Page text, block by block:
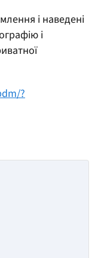
і наведені
і
?